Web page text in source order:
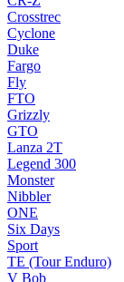
Crosstrec
Cyclone
Duke
Fargo
Fly
FTO
Grizzly
GTO
Lanza 2T
Legend 300
Monster
Nibbler
ONE
Six Days
Sport
TE (Tour Enduro)
V Bob